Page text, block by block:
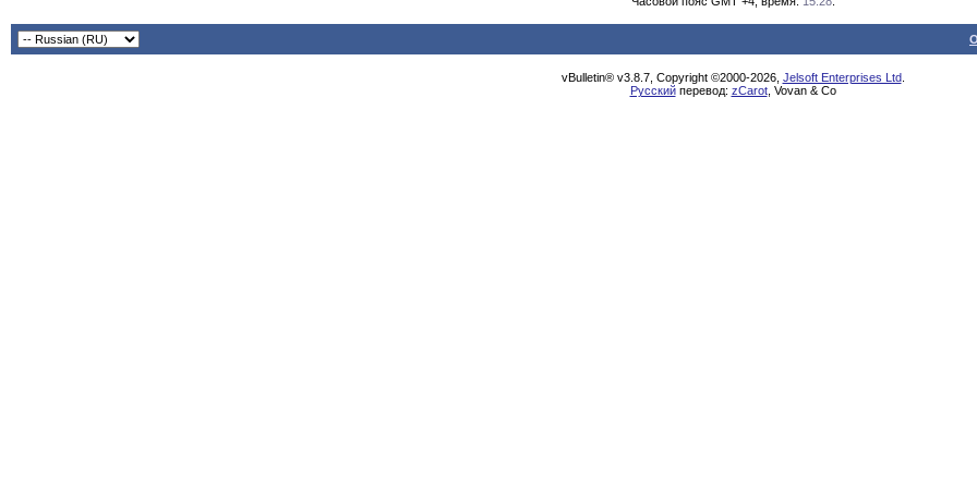
vBulletin® v3.8.7, Copyright ©2000-2026, Jelsoft Enterprises Ltd.
Русскийперевод: zCarot, Vovan & Co